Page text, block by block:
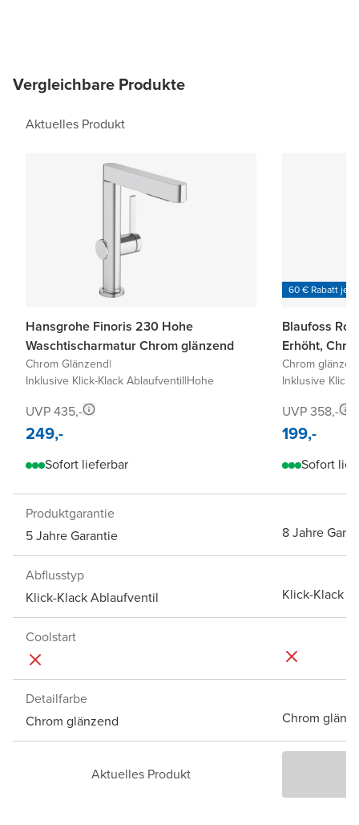
Vergleichbare Produkte
Aktuelles Produkt
Hansgrohe Finoris 230 Hohe
Waschtischarmatur Chrom glänzend
Chrom Glänzend|
Inklusive Klick-Klack Ablaufventil|Hohe
UVP 435,-
249,-
Sofort lieferbar
60 € Rabatt je
Blaufoss
Erhöht,
Chrom
Inklusive
UVP 358,-
199,-
Sofort
Produktgarantie
5 Jahre Garantie
8 Jahre
Abflusstyp
Klick-Klack Ablaufventil
Klick-Klack
Coolstart
Detailfarbe
Chrom glänzend
Chrom
Aktuelles Produkt